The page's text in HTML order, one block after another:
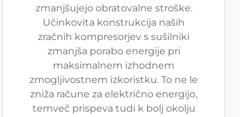
zmanjšujejo obratovalne stroške.
Učinkovita konstrukcija naših
zračnih kompresorjev s sušilniki
zmanjša porabo energije pri
maksimalnem izhodnem
zmogljivostnem izkoristku. To ne le
zniža račune za električno energijo,
temveč prispeva tudi k bolj okolju